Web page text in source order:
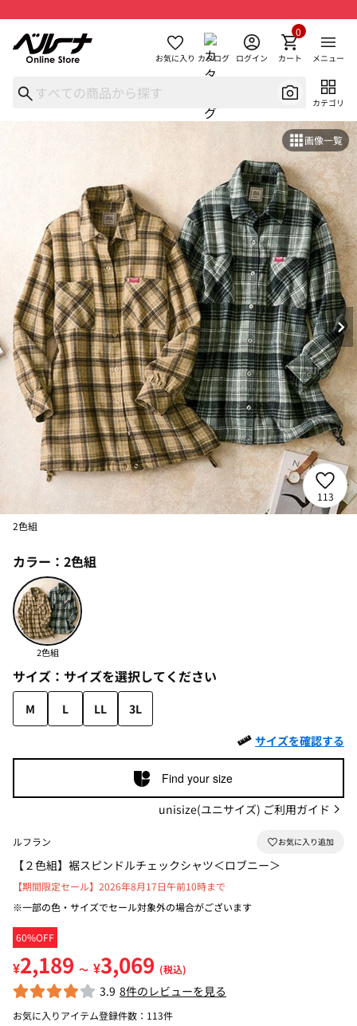
お気に入り カタログ ログイン カート
0
メニュー
カテゴリ
画像一覧
113
2色組
カラー： 2色組
2色組
サイズ： サイズを選択してください
M L LL
3L
サイズを確認する
Find your size
unisize(ユニサイズ) ご利用ガイド
ルフラン
【２色組】裾スピンドルチェックシャツ＜ロブニー＞
60%OFF
【期間限定セール】2026年8月17日午前10時まで
※一部の色・サイズでセール対象外の場合がございます
¥2,189 ～ ¥3,069 (税込)
3.9 8件のレビューを見る
お気に入りアイテム登録件数： 113件